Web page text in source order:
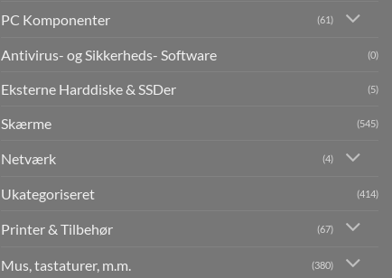
PC Komponenter (61)
Antivirus- og Sikkerheds- Software (0)
Eksterne Harddiske & SSDer (5)
Skærme (545)
Netværk (4)
Ukategoriseret (414)
Printer & Tilbehør (67)
Mus, tastaturer, m.m. (380)